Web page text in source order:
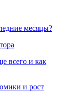
месяцы?
всего и как
и рост